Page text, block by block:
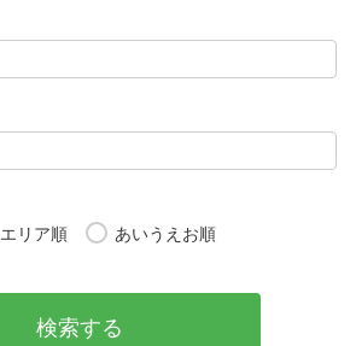
エリア順 あいうえお順